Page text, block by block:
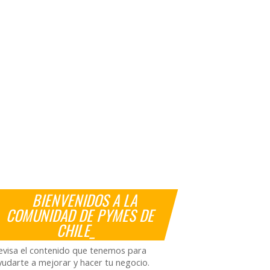
BIENVENIDOS A LA
COMUNIDAD DE PYMES DE
CHILE_
el contenido que tenemos para
a mejorar y hacer tu negocio.